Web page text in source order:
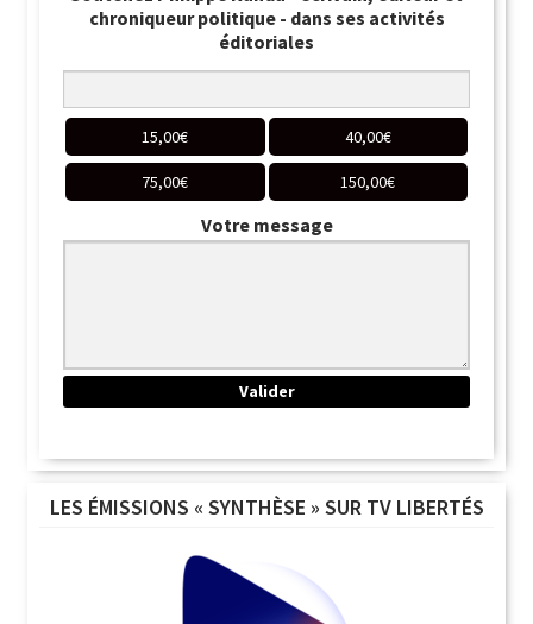
chroniqueur politique - dans ses activités
éditoriales
15,00€ 40,00€
75,00€ 150,00€
Votre message
LES ÉMISSIONS « SYNTHÈSE » SUR TV LIBERTÉS